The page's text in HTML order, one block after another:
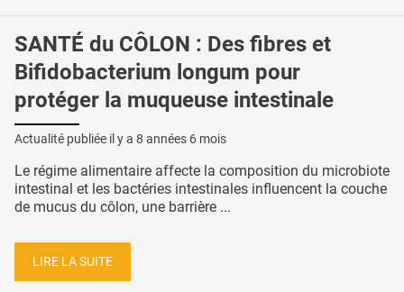
SANTÉ du CÔLON : Des fibres et
Bifidobacterium longum pour
protéger la muqueuse intestinale
Actualité publiée il y a 8 années 6 mois
Le régime alimentaire affecte la composition du microbiote
intestinal et les bactéries intestinales influencent la couche
de mucus du côlon, une barrière ...
LIRE LA SUITE